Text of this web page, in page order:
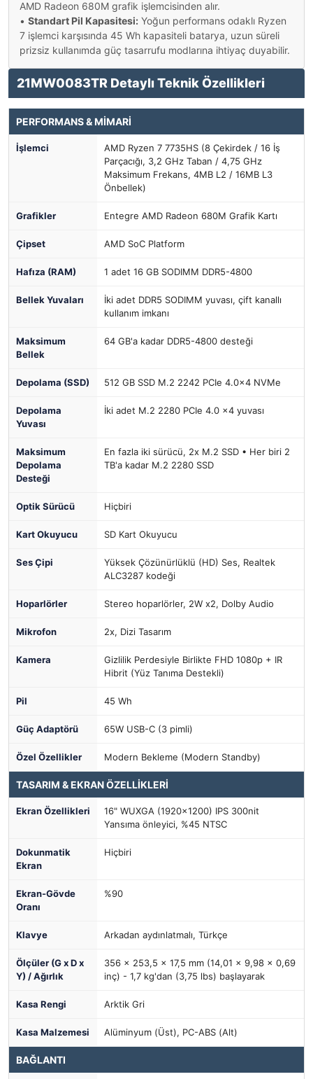
AMD Radeon 680M grafik işlemcisinden alır.
• Standart Pil Kapasitesi: Yoğun performans odaklı Ryzen
7 işlemci karşısında 45 Wh kapasiteli batarya, uzun süreli
prizsiz kullanımda güç tasarrufu modlarına ihtiyaç duyabilir.
21MW0083TR Detaylı Teknik Özellikleri
PERFORMANS & MİMARİ
İşlemci
AMD Ryzen 7 7735HS (8 Çekirdek / 16 İş
Parçacığı, 3,2 GHz Taban / 4,75 GHz
Maksimum Frekans, 4MB L2 / 16MB L3
Önbellek)
Grafikler Entegre AMD Radeon 680M Grafik Kartı
Çipset AMD SoC Platform
Hafıza (RAM) 1 adet 16 GB SODIMM DDR5-4800
Bellek Yuvaları
İki adet DDR5 SODIMM yuvası, çift kanallı
kullanım imkanı
Maksimum
Bellek
64 GB'a kadar DDR5-4800 desteği
Depolama (SSD) 512 GB SSD M.2 2242 PCIe 4.0x4 NVMe
Depolama
Yuvası
İki adet M.2 2280 PCIe 4.0 x4 yuvası
Maksimum
Depolama
Desteği
En fazla iki sürücü, 2x M.2 SSD • Her biri 2
TB'a kadar M.2 2280 SSD
Optik Sürücü Hiçbiri
Kart Okuyucu SD Kart Okuyucu
Ses Çipi
Yüksek Çözünürlüklü (HD) Ses, Realtek
ALC3287 kodeği
Hoparlörler Stereo hoparlörler, 2W x2, Dolby Audio
Mikrofon 2x, Dizi Tasarım
Kamera
Gizlilik Perdesiyle Birlikte FHD 1080p + IR
Hibrit (Yüz Tanıma Destekli)
Pil 45 Wh
Güç Adaptörü 65W USB-C (3 pimli)
Özel Özellikler Modern Bekleme (Modern Standby)
TASARIM & EKRAN ÖZELLİKLERİ
Ekran Özellikleri
16" WUXGA (1920x1200) IPS 300nit
Yansıma önleyici, %45 NTSC
Dokunmatik
Ekran
Hiçbiri
Ekran-Gövde
Oranı
%90
Klavye Arkadan aydınlatmalı, Türkçe
Ölçüler (G x D x
Y) / Ağırlık
356 x 253,5 x 17,5 mm (14,01 x 9,98 x 0,69
inç) - 1,7 kg'dan (3,75 lbs) başlayarak
Kasa Rengi Arktik Gri
Kasa Malzemesi Alüminyum (Üst), PC-ABS (Alt)
BAĞLANTI